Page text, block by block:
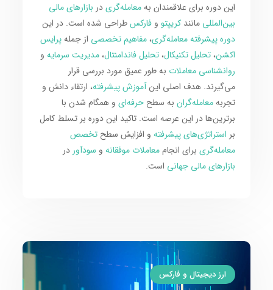
این دوره برای علاقمندان بهمعامله‌گریدر بازارهای مالی
بین‌المللی مانندکریپتو وفارکسطراحی شده است. در این
دوره پیشرفته معامله‌گری،مفاهیم تخصصی از جملهپرایس
اکشن،تحلیل تکنیکال،تحلیل فاندامنتال،مدیریت سرمایه و
روانشناسی معاملات به طور عمیق مورد بررسی قرار
می‌گیرند. هدف اصلی اینآموزش پیشرفته، ارتقاء دانش و
تجربهمعامله‌گران به سطححرفه‌ای و همگام شدن با
برترین‌ها در این عرصه است. تاکید این دوره بر تسلط کامل
بر استراتژی‌های پیشرفته و افزایش سطحتخصص
معامله‌گری برای انجاممعاملات موفقانه و سودآور در
بازارهای مالی جهانی است.
ارز دیجیتال و فارکس